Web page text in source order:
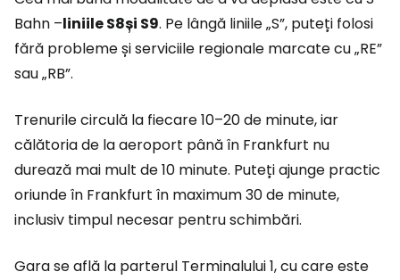
Bahn –liniile S8și S9. Pe lângă liniile „S”, puteți folosi
fără probleme și serviciile regionale marcate cu „RE”
sau „RB”.
Trenurile circulă la fiecare 10–20 de minute, iar
călătoria de la aeroport până în Frankfurt nu
durează mai mult de 10 minute. Puteți ajunge practic
oriunde în Frankfurt în maximum 30 de minute,
inclusiv timpul necesar pentru schimbări.
Gara se află la parterul Terminalului 1, cu care este